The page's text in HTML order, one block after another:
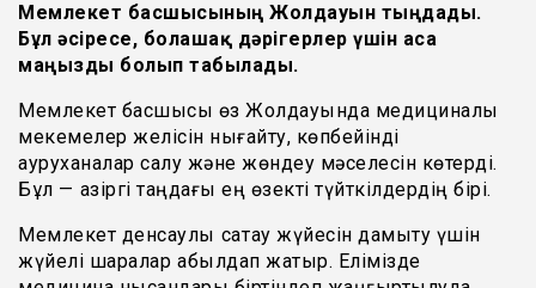
Мемлекет басшысының Жолдауын тыңдады.
Бұл әсіресе, болашақ дәрігерлер үшін аса
маңызды болып табылады.
Мемлекет басшысы өз Жолдауында медициналық
мекемелер желісін нығайту, көпбейінді
ауруханалар салу және жөндеу мәселесін көтерді.
Бұл — қазіргі таңдағы ең өзекті түйткілдердің бірі.
Мемлекет денсаулық сақтау жүйесін дамыту үшін
жүйелі шаралар қабылдап жатыр. Елімізде